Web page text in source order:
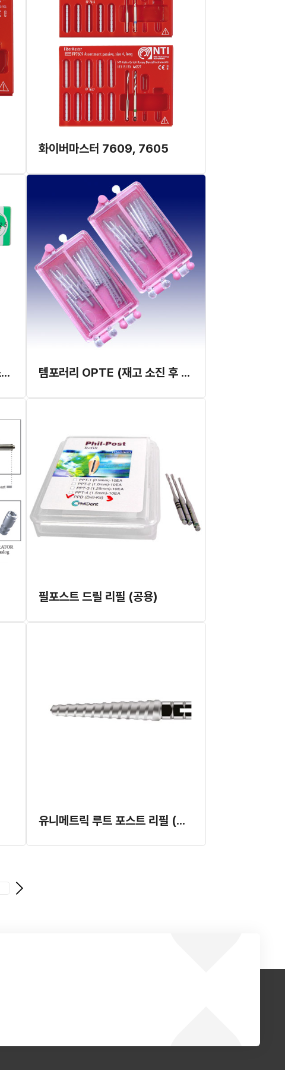
화이버마스터 7609, 7605
다이렉트 포스트 OPT (재고 소진 후 단종) 템포러리 OPTE (재고 소진 후 단종)
필포스트 드릴 리필 (공용)
유니메트릭 루트 포스트 리필 (개별발주)